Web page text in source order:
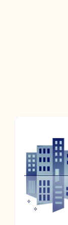
OPEN
Proyecte a los
en un mundo
medida en
TELÉFONO